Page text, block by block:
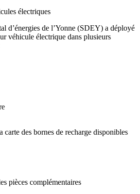
électriques
d’énergies de l’Yonne (SDEY) a déployé
véhicule électrique dans plusieurs
carte des bornes de recharge disponibles
pièces complémentaires